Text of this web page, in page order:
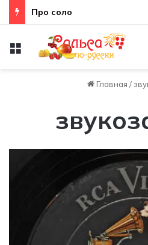
Про соло
Меню
Главная /